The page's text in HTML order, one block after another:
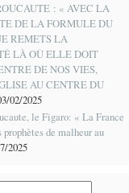
: « AVEC LA
DE LA FORMULE DU
REMETS LA
LÀ OÙ ELLE DOIT
DE NOS VIES,
AU CENTRE DU
02/2025
le Figaro: « La France
de malheur au
2025